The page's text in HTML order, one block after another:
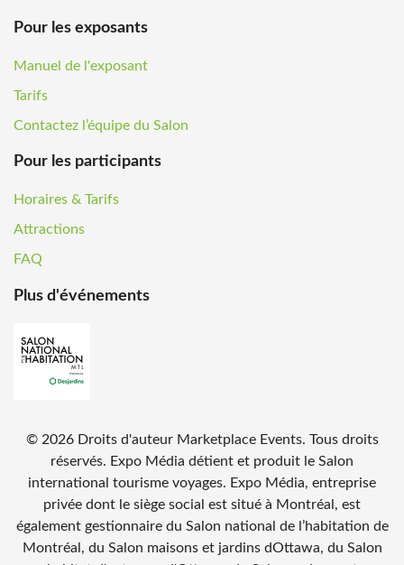
Pour les exposants
Manuel de l'exposant
Tarifs
Contactez l’équipe du Salon
Pour les participants
Horaires & Tarifs
Attractions
FAQ
Plus d'événements
©2026 Droits d'auteur Marketplace Events. Tous droits
réservés. Expo Média détient et produit le Salon
international tourisme voyages. Expo Média, entreprise
privée dont le siège social est situé à Montréal, est
également gestionnaire du Salon national de l’habitation de
Montréal, du Salon maisons et jardins dOttawa, du Salon